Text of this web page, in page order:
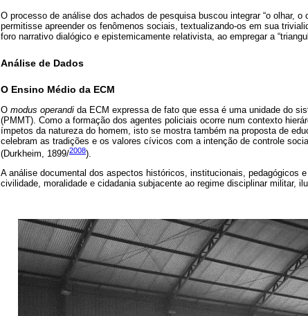
O processo de análise dos achados de pesquisa buscou integrar “o olhar, o
permitisse apreender os fenômenos sociais, textualizando-os em sua
foro narrativo dialógico e epistemicamente relativista, ao empregar a
Análise de Dados
O Ensino Médio da ECM
O modus operandi da ECM expressa de fato que essa é uma unidade do
(PMMT). Como a formação dos agentes policiais ocorre num contexto
ímpetos da natureza do homem, isto se mostra também na proposta de
celebram as tradições e os valores cívicos com a intenção de controle
(Durkheim, 1899/2008).
A análise documental dos aspectos históricos, institucionais, pedagógicos
civilidade, moralidade e cidadania subjacente ao regime disciplinar militar,